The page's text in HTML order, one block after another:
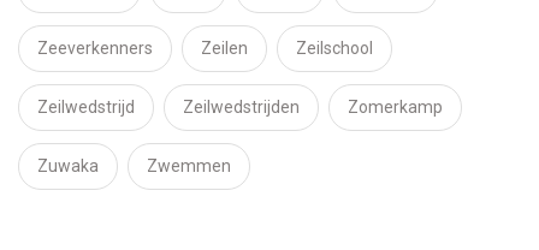
Zeeverkenners Zeilen Zeilschool
Zeilwedstrijd Zeilwedstrijden Zomerkamp
Zuwaka Zwemmen